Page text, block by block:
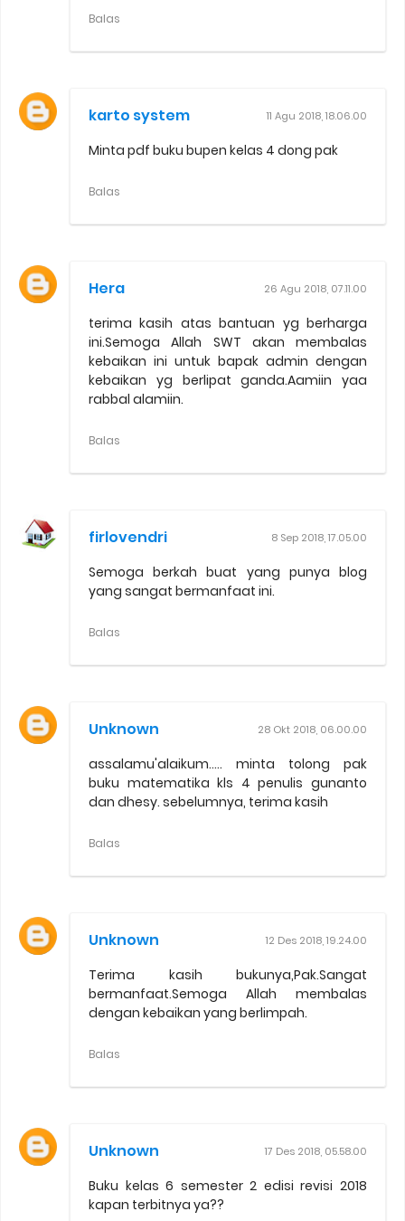
Balas
karto system 11 Agu 2018, 18.06.00
Minta pdf buku bupen kelas 4 dong pak
Balas
Hera 26 Agu 2018, 07.11.00
terima kasih atas bantuan yg berharga
ini.Semoga Allah SWT akan membalas
kebaikan ini untuk bapak admin dengan
kebaikan yg berlipat ganda.Aamiin yaa
rabbal alamiin.
Balas
firlovendri 8 Sep 2018, 17.05.00
Semoga berkah buat yang punya blog
yang sangat bermanfaat ini.
Balas
Unknown 28 Okt 2018, 06.00.00
assalamu'alaikum..... minta tolong pak
buku matematika kls 4 penulis gunanto
dan dhesy. sebelumnya, terima kasih
Balas
Unknown 12 Des 2018, 19.24.00
Terima kasih bukunya,Pak.Sangat
bermanfaat.Semoga Allah membalas
dengan kebaikan yang berlimpah.
Balas
Unknown 17 Des 2018, 05.58.00
Buku kelas 6 semester 2 edisi revisi 2018
kapan terbitnya ya??